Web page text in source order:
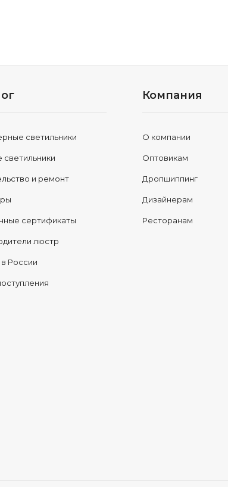
светильники
светильники
и ремонт
сертификаты
люстр
России
Компания
О компании
Оптовикам
Дропшиппинг
Дизайнерам
Ресторанам